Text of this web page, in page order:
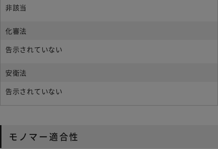
非該当
化審法
告示されていない
安衛法
告示されていない
モノマー適合性